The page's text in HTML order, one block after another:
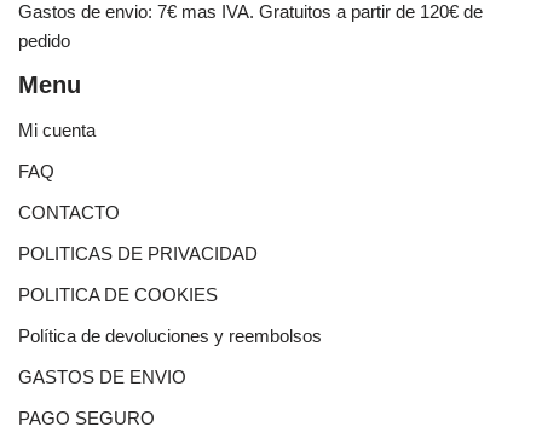
Gastos de envio: 7€ mas IVA. Gratuitos a partir de 120€ de
pedido
Menu
Mi cuenta
FAQ
CONTACTO
POLITICAS DE PRIVACIDAD
POLITICA DE COOKIES
Política de devoluciones y reembolsos
GASTOS DE ENVIO
PAGO SEGURO